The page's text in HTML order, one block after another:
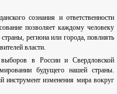
сознания и ответственности
позволяет каждому человеку
региона или города, повлиять
власти.
в России и Свердловской
будущего нашей страны.
изменения мира вокруг